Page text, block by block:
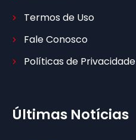
Termos de Uso
Fale Conosco
Políticas de Privacidade
Últimas Notícias